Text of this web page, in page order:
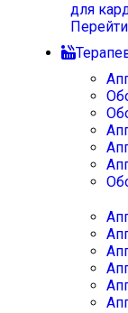
для
Перейти